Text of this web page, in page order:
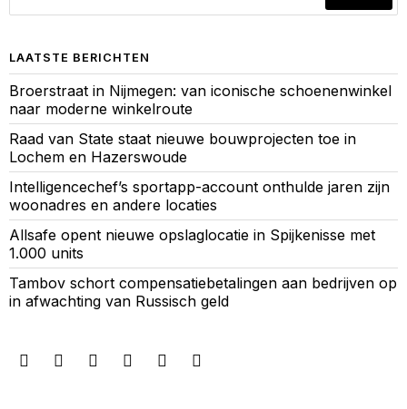
LAATSTE BERICHTEN
Broerstraat in Nijmegen: van iconische schoenenwinkel
naar moderne winkelroute
Raad van State staat nieuwe bouwprojecten toe in
Lochem en Hazerswoude
Intelligencechef’s sportapp-account onthulde jaren zijn
woonadres en andere locaties
Allsafe opent nieuwe opslaglocatie in Spijkenisse met
1.000 units
Tambov schort compensatiebetalingen aan bedrijven op
in afwachting van Russisch geld